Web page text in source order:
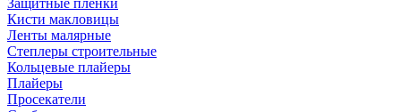
Защитные пленки
Кисти макловицы
Ленты малярные
Степлеры строительные
Кольцевые плайеры
Плайеры
Просекатели